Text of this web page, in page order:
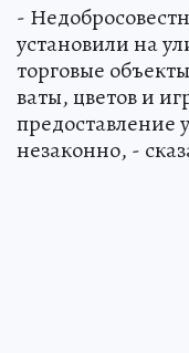
-
установили на
торговые
ваты, цветов и
предоставление
незаконно, -